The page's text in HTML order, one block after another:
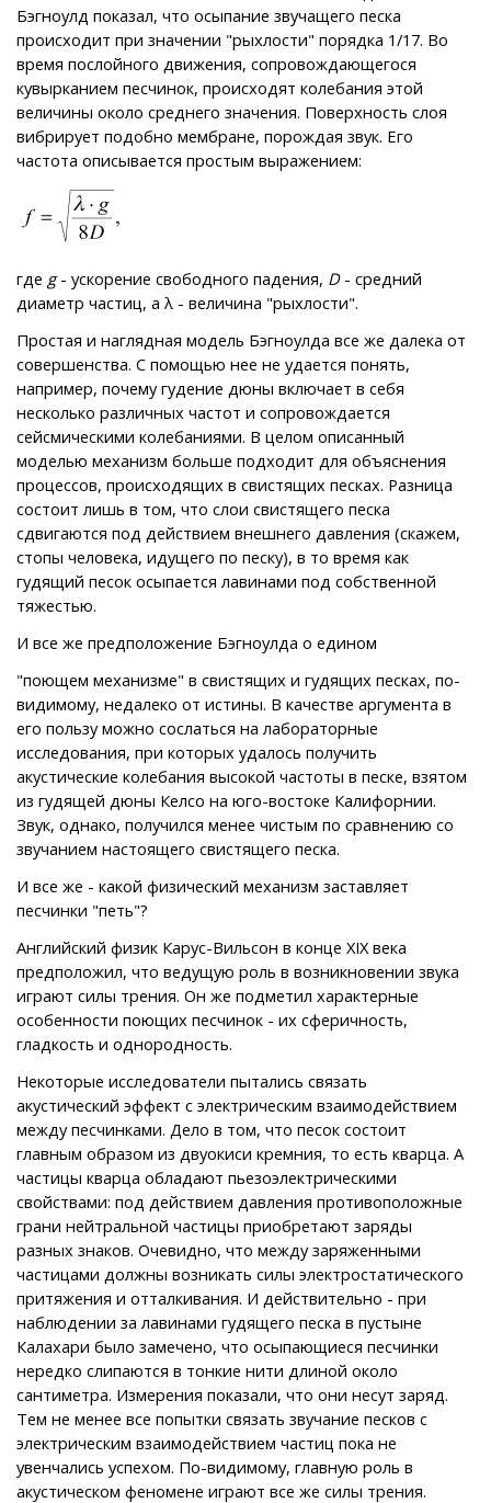
Бэгноулд показал, что осыпание звучащего песка
происходит при значении "рыхлости" порядка 1/17. Во
время послойного движения, сопровождающегося
кувырканием песчинок, происходят колебания этой
величины около среднего значения. Поверхность слоя
вибрирует подобно мембране, порождая звук. Его
частота описывается простым выражением:
где g- ускорение свободного падения, D- средний
диаметр частиц, а λ - величина "рыхлости".
Простая и наглядная модель Бэгноулда все же далека от
совершенства. С помощью нее не удается понять,
например, почему гудение дюны включает в себя
несколько различных частот и сопровождается
сейсмическими колебаниями. В целом описанный
моделью механизм больше подходит для объяснения
процессов, происходящих в свистящих песках. Разница
состоит лишь в том, что слои свистящего песка
сдвигаются под действием внешнего давления (скажем,
стопы человека, идущего по песку), в то время как
гудящий песок осыпается лавинами под собственной
тяжестью.
И все же предположение Бэгноулда о едином
"поющем механизме" в свистящих и гудящих песках, по-
видимому, недалеко от истины. В качестве аргумента в
его пользу можно сослаться на лабораторные
исследования, при которых удалось получить
акустические колебания высокой частоты в песке, взятом
из гудящей дюны Келсо на юго-востоке Калифорнии.
Звук, однако, получился менее чистым по сравнению со
звучанием настоящего свистящего песка.
И все же - какой физический механизм заставляет
песчинки "петь"?
Английский физик Карус-Вильсон в конце XIX века
предположил, что ведущую роль в возникновении звука
играют силы трения. Он же подметил характерные
особенности поющих песчинок - их сферичность,
гладкость и однородность.
Некоторые исследователи пытались связать
акустический эффект с электрическим взаимодействием
между песчинками. Дело в том, что песок состоит
главным образом из двуокиси кремния, то есть кварца. А
частицы кварца обладают пьезоэлектрическими
свойствами: под действием давления противоположные
грани нейтральной частицы приобретают заряды
разных знаков. Очевидно, что между заряженными
частицами должны возникать силы электростатического
притяжения и отталкивания. И действительно - при
наблюдении за лавинами гудящего песка в пустыне
Калахари было замечено, что осыпающиеся песчинки
нередко слипаются в тонкие нити длиной около
сантиметра. Измерения показали, что они несут заряд.
Тем не менее все попытки связать звучание песков с
электрическим взаимодействием частиц пока не
увенчались успехом. По-видимому, главную роль в
акустическом феномене играют все же силы трения.